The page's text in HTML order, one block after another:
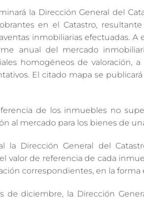
la Dirección General del
en el Catastro,
inmobiliarias efectuadas. A
anual del mercado
homogéneos de valoración,
El citado mapa se
de los inmuebles no
al mercado para los bienes de
la Dirección General del
valor de referencia de cada
correspondientes, en la
de diciembre, la Dirección